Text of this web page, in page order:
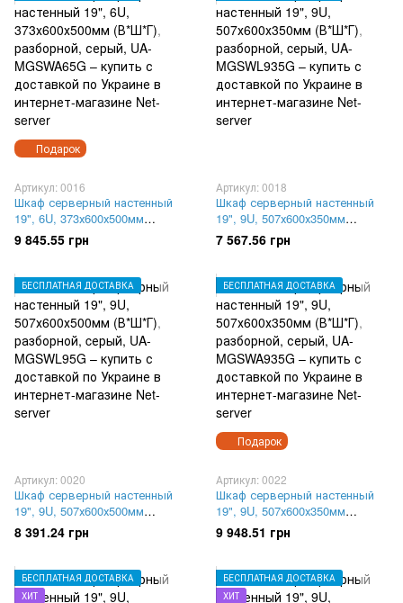
Подарок
Артикул: 0016
Шкаф серверный настенный
19", 6U, 373х600х500мм
(В*Ш*Г), разборной, серый,
UA-MGSWA65G
9 845.55 грн
Артикул: 0018
Шкаф серверный настенный
19", 9U, 507х600х350мм
(В*Ш*Г), разборной, cерый,
UA-MGSWL935G
7 567.56 грн
БЕСПЛАТНАЯ ДОСТАВКА
Артикул: 0020
Шкаф серверный настенный
19", 9U, 507х600х500мм
(В*Ш*Г), разборной, cерый,
UA-MGSWL95G
8 391.24 грн
Подарок
БЕСПЛАТНАЯ ДОСТАВКА
Артикул: 0022
Шкаф серверный настенный
19", 9U, 507х600х350мм
(В*Ш*Г), разборной, серый,
UA-MGSWA935G
9 948.51 грн
БЕСПЛАТНАЯ ДОСТАВКА
ХИТ
БЕСПЛАТНАЯ ДОСТАВКА
ХИТ